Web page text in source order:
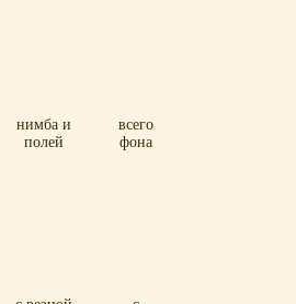
нимба и
полей
всего
фона